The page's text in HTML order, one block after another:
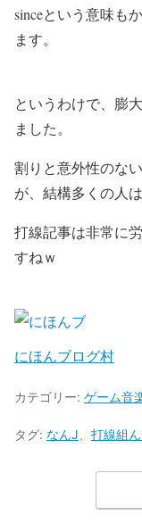
sinceという意味も
ます。
というわけで、膨
ました。
割りと意外性のな
が、結構多くの人
打線記事は非常に
すねｗ
にほんブログ村
カテゴリー: ゲーム音
タグ: なんJ 打線組